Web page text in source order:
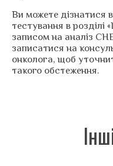
Ви можете дізнатися
тестування в розділі
записом на аналіз
записатися на
онколога, щоб
такого обстеження.